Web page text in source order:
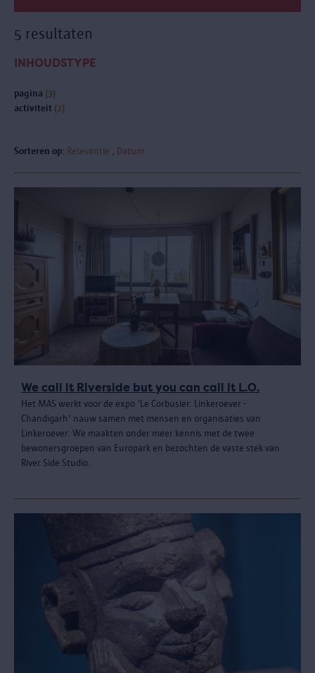
5 resultaten
INHOUDSTYPE
pagina (3)
activiteit (2)
Sorteren op: Relevantie Datum
We call it Riverside but you can call it L.O.
Het MAS werkt voor de expo 'Le Corbusier. Linkeroever -
Chandigarh' nauw samen met mensen en organisaties van
Linkeroever. We maakten onder meer kennis met de twee
bewonersgroepen van Europark en bezochten de vaste stek van
River Side Studio.